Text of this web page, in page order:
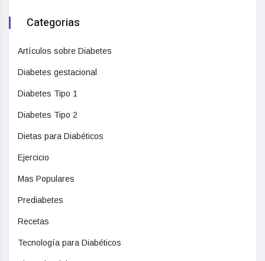
Categorias
Artículos sobre Diabetes
Diabetes gestacional
Diabetes Tipo 1
Diabetes Tipo 2
Dietas para Diabéticos
Ejercicio
Mas Populares
Prediabetes
Recetas
Tecnología para Diabéticos